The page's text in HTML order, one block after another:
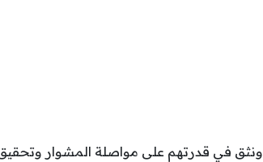
ونثق في قدرتهم على مواصلة المشوار